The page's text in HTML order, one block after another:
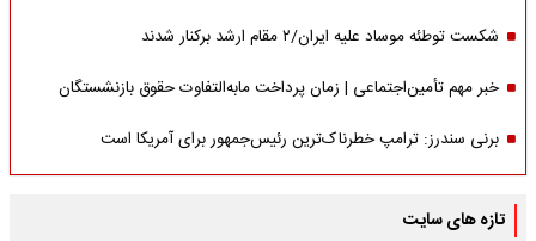
شکست توطئه موساد علیه ایران/۲ مقام‌ ارشد برکنار شدند
خبر مهم تأمین‌اجتماعی | زمان پرداخت مابه‌التفاوت حقوق بازنشستگان
برنی سندرز: ترامپ خطرناک‌ترین رئیس‌جمهور برای آمریکا است
تازه های سایت